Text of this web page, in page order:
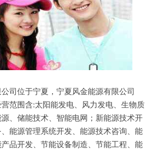
司位于宁夏，宁夏风金能源有限公司
营范围含:太阳能发电、风力发电、生物质
、储能技术、智能电网；新能源技术开
能源管理系统开发、能源技术咨询、能
品开发、节能设备制造、节能工程、能